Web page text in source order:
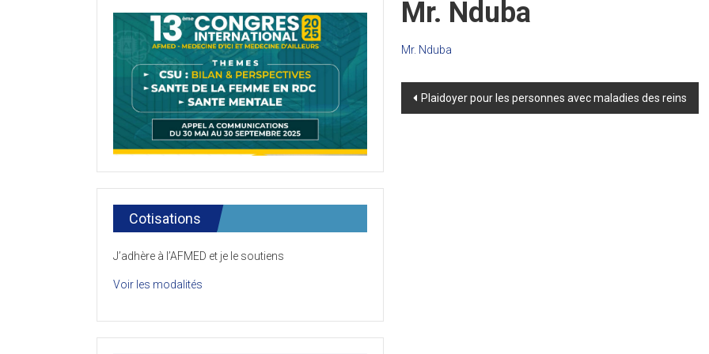
Mr. Nduba
Mr. Nduba
Post
Plaidoyer pour les personnes avec maladies des reins
Cotisations
J’adhère à l’AFMED et je le soutiens
Voir les modalités